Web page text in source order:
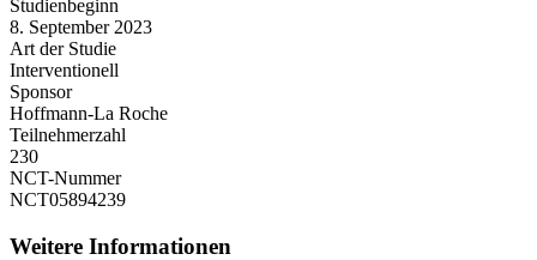
Studienbeginn
8. September 2023
Art der Studie
Interventionell
Sponsor
Hoffmann-La Roche
Teilnehmerzahl
230
NCT-Nummer
NCT05894239
Weitere Informationen